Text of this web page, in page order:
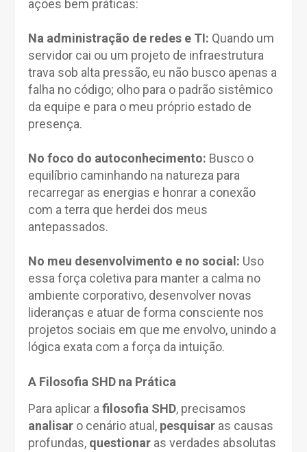
ações bem práticas:
Na administração de redes e TI: Quando um
servidor cai ou um projeto de infraestrutura
trava sob alta pressão, eu não busco apenas a
falha no código; olho para o padrão sistêmico
da equipe e para o meu próprio estado de
presença.
No foco do autoconhecimento: Busco o
equilíbrio caminhando na natureza para
recarregar as energias e honrar a conexão
com a terra que herdei dos meus
antepassados.
No meu desenvolvimento e no social: Uso
essa força coletiva para manter a calma no
ambiente corporativo, desenvolver novas
lideranças e atuar de forma consciente nos
projetos sociais em que me envolvo, unindo a
lógica exata com a força da intuição.
A Filosofia SHD na Prática
Para aplicar a filosofia SHD, precisamos
analisar o cenário atual, pesquisar as causas
profundas, questionar as verdades absolutas